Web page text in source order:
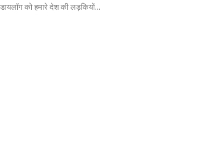
को हमारे देश की लड़कियों...